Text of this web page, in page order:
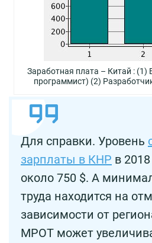
Заработная плата – Китай : (1)
программист) (2)
Для справки. Уровень
зарплаты в КНР в
около 750 $. А
труда находится на
зависимости от
МРОТ может